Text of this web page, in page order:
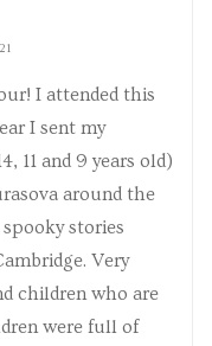
I attended this
I sent my
11 and 9 years old)
around the
stories
Very
children who are
were full of